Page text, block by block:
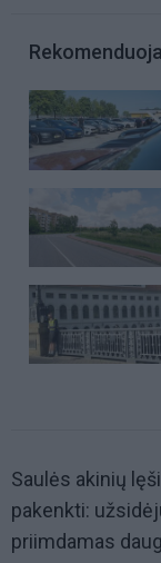
Saulės akinių
pakenkti:
priimdamas